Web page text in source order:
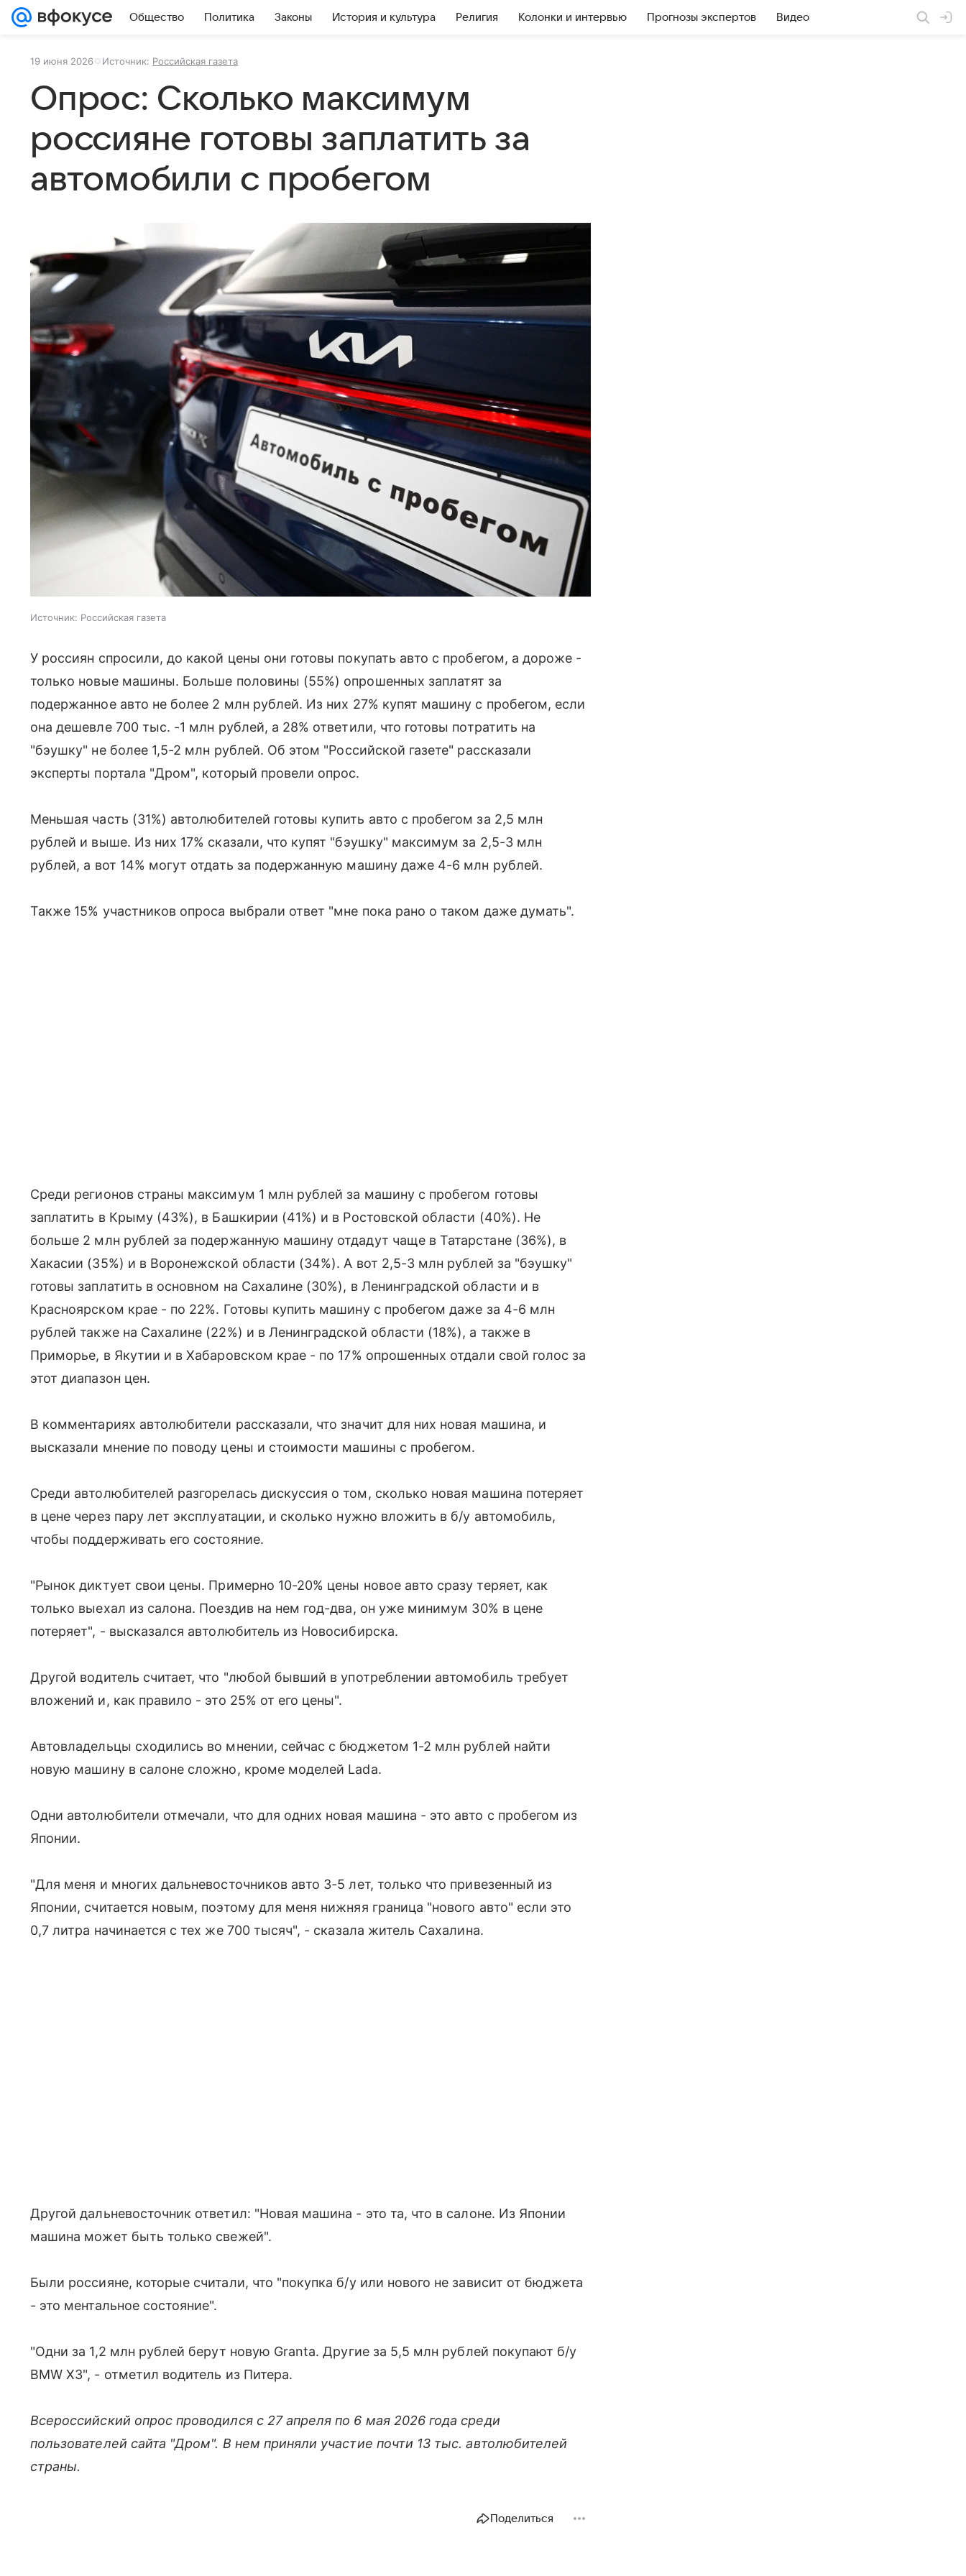
Общество Политика Законы История и культура Религия Колонки и интервью Прогнозы экспертов Видео
19 июня 2026 Источник: Российская газета
Опрос: Сколько максимум
россияне готовы заплатить за
автомобили с пробегом
Источник: Российская газета
У россиян спросили, до какой цены они готовы покупать авто с пробегом, а дороже -
только новые машины. Больше половины (55%) опрошенных заплатят за
подержанное авто не более 2 млн рублей. Из них 27% купят машину с пробегом, если
она дешевле 700 тыс. -1 млн рублей, а 28% ответили, что готовы потратить на
"бэушку" не более 1,5-2 млн рублей. Об этом "Российской газете" рассказали
эксперты портала "Дром", который провели опрос.
Меньшая часть (31%) автолюбителей готовы купить авто с пробегом за 2,5 млн
рублей и выше. Из них 17% сказали, что купят "бэушку" максимум за 2,5-3 млн
рублей, а вот 14% могут отдать за подержанную машину даже 4-6 млн рублей.
Также 15% участников опроса выбрали ответ "мне пока рано о таком даже думать".
Среди регионов страны максимум 1 млн рублей за машину с пробегом готовы
заплатить в Крыму (43%), в Башкирии (41%) и в Ростовской области (40%). Не
больше 2 млн рублей за подержанную машину отдадут чаще в Татарстане (36%), в
Хакасии (35%) и в Воронежской области (34%). А вот 2,5-3 млн рублей за "бэушку"
готовы заплатить в основном на Сахалине (30%), в Ленинградской области и в
Красноярском крае - по 22%. Готовы купить машину с пробегом даже за 4-6 млн
рублей также на Сахалине (22%) и в Ленинградской области (18%), а также в
Приморье, в Якутии и в Хабаровском крае - по 17% опрошенных отдали свой голос за
этот диапазон цен.
В комментариях автолюбители рассказали, что значит для них новая машина, и
высказали мнение по поводу цены и стоимости машины с пробегом.
Среди автолюбителей разгорелась дискуссия о том, сколько новая машина потеряет
в цене через пару лет эксплуатации, и сколько нужно вложить в б/у автомобиль,
чтобы поддерживать его состояние.
"Рынок диктует свои цены. Примерно 10-20% цены новое авто сразу теряет, как
только выехал из салона. Поездив на нем год-два, он уже минимум 30% в цене
потеряет", - высказался автолюбитель из Новосибирска.
Другой водитель считает, что "любой бывший в употреблении автомобиль требует
вложений и, как правило - это 25% от его цены".
Автовладельцы сходились во мнении, сейчас с бюджетом 1-2 млн рублей найти
новую машину в салоне сложно, кроме моделей Lada.
Одни автолюбители отмечали, что для одних новая машина - это авто с пробегом из
Японии.
"Для меня и многих дальневосточников авто 3-5 лет, только что привезенный из
Японии, считается новым, поэтому для меня нижняя граница "нового авто" если это
0,7 литра начинается с тех же 700 тысяч", - сказала житель Сахалина.
Другой дальневосточник ответил: "Новая машина - это та, что в салоне. Из Японии
машина может быть только свежей".
Были россияне, которые считали, что "покупка б/у или нового не зависит от бюджета
- это ментальное состояние".
"Одни за 1,2 млн рублей берут новую Granta. Другие за 5,5 млн рублей покупают б/у
BMW X3", - отметил водитель из Питера.
Всероссийский опрос проводился с 27 апреля по 6 мая 2026 года среди
пользователей сайта "Дром". В нем приняли участие почти 13 тыс. автолюбителей
страны.
Поделиться